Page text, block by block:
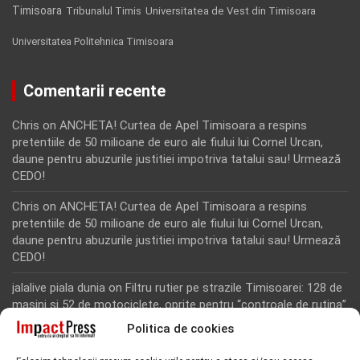
Politica de cookies
Timisoara Tribunalul Timis Universitatea de Vest din Timisoara
Universitatea Politehnica Timisoara
Comentarii recente
Chris on ANCHETA! Curtea de Apel Timisoara a respins
pretentiile de 50 milioane de euro ale fiului lui Cornel Urcan,
daune pentru abuzurile justitiei impotriva tatalui sau! Urmează
CEDO!
Chris on ANCHETA! Curtea de Apel Timisoara a respins
pretentiile de 50 milioane de euro ale fiului lui Cornel Urcan,
daune pentru abuzurile justitiei impotriva tatalui sau! Urmează
CEDO!
jalalive piala dunia on Filtru rutier pe strazile Timisoarei: 128 de
masini si 52 de motociclete, oprite pentru “controale de rutina”
Rodion Camatoritul on Inca un martor din dosarul fraudei cu